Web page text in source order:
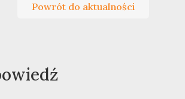
Powrót do aktualności